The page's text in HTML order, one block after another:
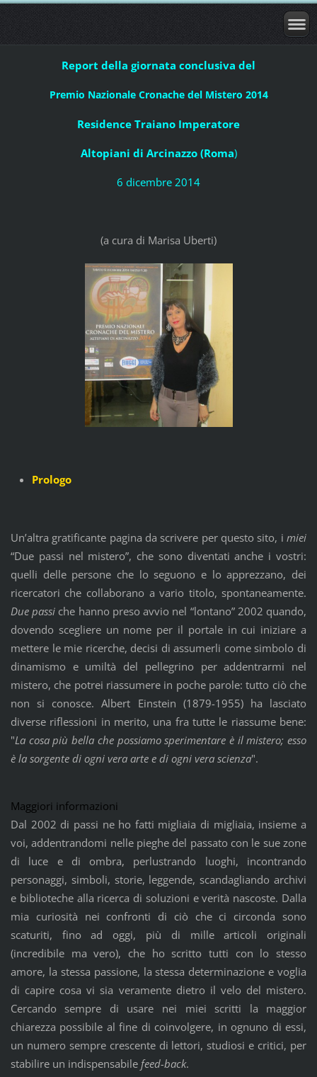
Report della giornata conclusiva del
Premio Nazionale Cronache del Mistero 2014
Residence Traiano Imperatore
Altopiani di Arcinazzo (Roma)
6 dicembre 2014
(a cura di Marisa Uberti)
Prologo
Un’altra gratificante pagina da scrivere per questo sito, imiei
“Due passi nel mistero”, che sono diventati anche i vostri:
quelli delle persone che lo seguono e lo apprezzano, dei
ricercatori che collaborano a vario titolo, spontaneamente.
Due passi che hanno preso avvio nel “lontano” 2002 quando,
dovendo scegliere un nome per il portale in cui iniziare a
mettere le mie ricerche, decisi di assumerli come simbolo di
dinamismo e umiltà del pellegrino per addentrarmi nel
mistero, che potrei riassumere in poche parole: tutto ciò che
non si conosce. Albert Einstein (1879-1955) ha lasciato
diverse riflessioni in merito, una fra tutte le riassume bene:
"La cosa più bella che possiamo sperimentare è il mistero; esso
è la sorgente di ogni vera arte e di ogni vera scienza".
Maggiori informazioni
Dal 2002 di passi ne ho fatti migliaia di migliaia, insieme a
voi, addentrandomi nelle pieghe del passato con le sue zone
di luce e di ombra, perlustrando luoghi, incontrando
personaggi, simboli, storie, leggende, scandagliando archivi
e biblioteche alla ricerca di soluzioni e verità nascoste. Dalla
mia curiosità nei confronti di ciò che ci circonda sono
scaturiti, fino ad oggi, più di mille articoli originali
(incredibile ma vero), che ho scritto tutti con lo stesso
amore, la stessa passione, la stessa determinazione e voglia
di capire cosa vi sia veramente dietro il velo del mistero.
Cercando sempre di usare nei miei scritti la maggior
chiarezza possibile al fine di coinvolgere, in ognuno di essi,
un numero sempre crescente di lettori, studiosi e critici, per
stabilire un indispensabile feed-back.